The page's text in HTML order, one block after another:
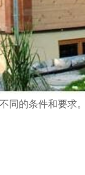
同的条件和要求。